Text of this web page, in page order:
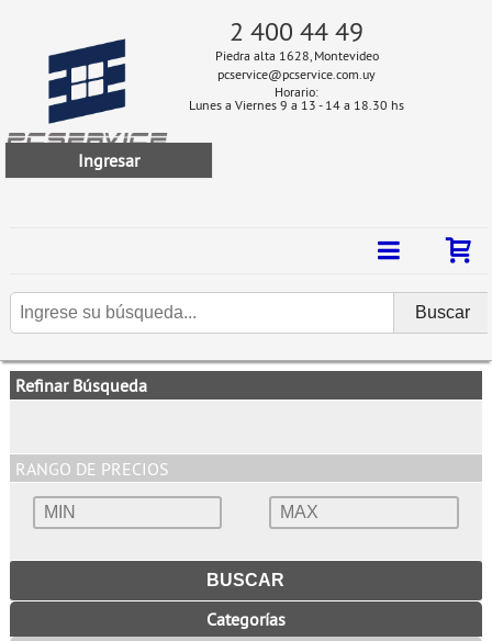
2 400 44 49
Piedra alta 1628, Montevideo
pcservice@pcservice.com.uy
Horario:
Lunes a Viernes 9 a 13 - 14 a 18.30 hs
Ingresar
Refinar Búsqueda
RANGO DE PRECIOS
Categorías